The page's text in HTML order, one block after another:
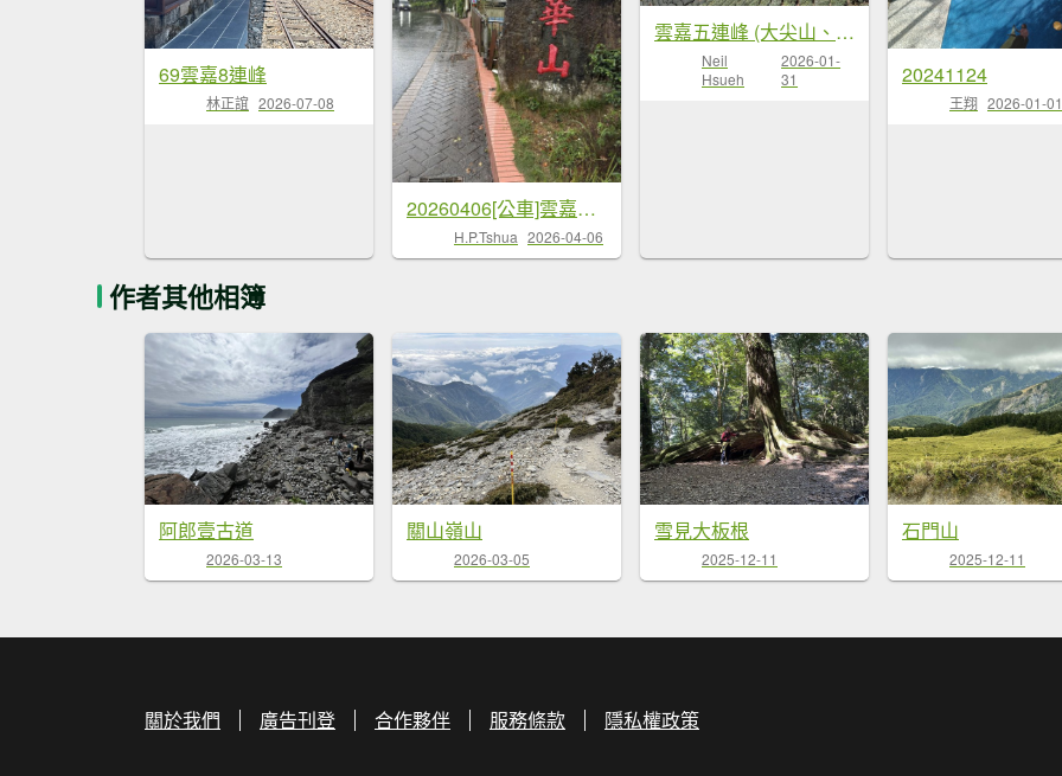
69雲嘉8連峰
林正誼 2026-07-08
20260406[公車]雲嘉連峰-二尖山+馬鞍山+梨子腳山+太平山+太平山西峰
H.P.Tshua 2026-04-06
雲嘉五連峰 (大尖山、二尖山、馬鞍山、梨子腳山、太平山)
Neil
Hsueh
2026-01-
31
20241124
王翔 2026-01-01
作者其他相簿
阿郎壹古道
2026-03-13
關山嶺山
2026-03-05
雪見大板根
2025-12-11
石門山
2025-12-11
關於我們 廣告刊登 合作夥伴 服務條款 隱私權政策